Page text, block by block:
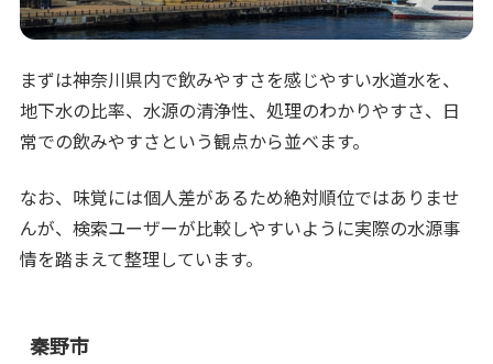
まずは神奈川県内で飲みやすさを感じやすい水道水を、
地下水の比率、水源の清浄性、処理のわかりやすさ、日
常での飲みやすさという観点から並べます。
なお、味覚には個人差があるため絶対順位ではありませ
んが、検索ユーザーが比較しやすいように実際の水源事
情を踏まえて整理しています。
秦野市